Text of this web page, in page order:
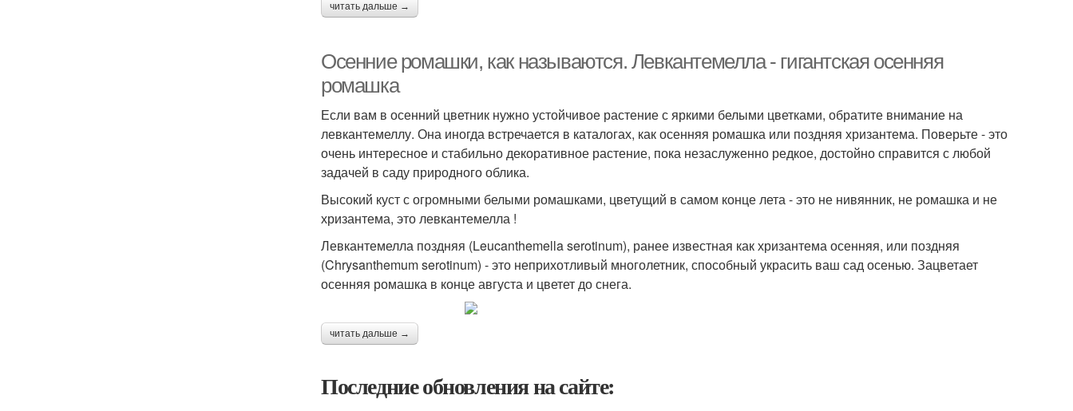
читать дальше →
Осенние ромашки, как называются. Левкантемелла - гигантская осенняя
ромашка
Если вам в осенний цветник нужно устойчивое растение с яркими белыми цветками, обратите внимание на
левкантемеллу. Она иногда встречается в каталогах, как осенняя ромашка или поздняя хризантема. Поверьте - это
очень интересное и стабильно декоративное растение, пока незаслуженно редкое, достойно справится с любой
задачей в саду природного облика.
Высокий куст с огромными белыми ромашками, цветущий в самом конце лета - это не нивянник, не ромашка и не
хризантема, это левкантемелла !
Левкантемелла поздняя (Leucanthemella serotinum), ранее известная как хризантема осенняя, или поздняя
(Chrysanthemum serotinum) - это неприхотливый многолетник, способный украсить ваш сад осенью. Зацветает
осенняя ромашка в конце августа и цветет до снега.
читать дальше →
Последние обновления на сайте: